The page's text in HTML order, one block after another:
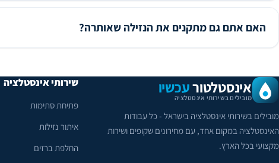
האם אתם גם מתקנים את הנזילה שאותרה?
אינסטלטורעכשיו
מובילים בשירותי אינסטלציה
מובילים בשירותי אינסטלציה בישראל - כל עבודות
האינסטלציה במקום אחד, עם מחירונים שקופים ושירות
מקצועי בכל הארץ.
שירותי אינסטלציה
פתיחת סתימות
איתור נזילות
החלפת ברזים